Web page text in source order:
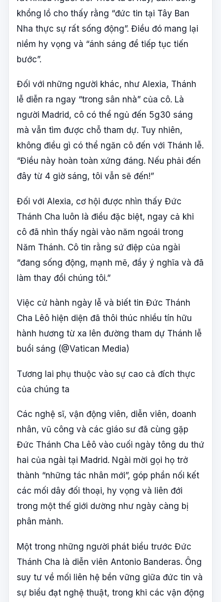
khổng lồ cho thấy rằng “đức tin tại Tây Ban
Nha thực sự rất sống động”. Điều đó mang lại
niềm hy vọng và “ánh sáng để tiếp tục tiến
bước”.
Đối với những người khác, như Alexia, Thánh
lễ diễn ra ngay “trong sân nhà” của cô. Là
người Madrid, cô có thể ngủ đến 5g30 sáng
mà vẫn tìm được chỗ tham dự. Tuy nhiên,
không điều gì có thể ngăn cô đến với Thánh lễ.
“Điều này hoàn toàn xứng đáng. Nếu phải đến
đây từ 4 giờ sáng, tôi vẫn sẽ đến!”
Đối với Alexia, cơ hội được nhìn thấy Đức
Thánh Cha luôn là điều đặc biệt, ngay cả khi
cô đã nhìn thấy ngài vào năm ngoái trong
Năm Thánh. Cô tin rằng sứ điệp của ngài
“đang sống động, mạnh mẽ, đầy ý nghĩa và đã
làm thay đổi chúng tôi.”
Việc cử hành ngày lễ và biết tin Đức Thánh
Cha Lêô hiện diện đã thôi thúc nhiều tín hữu
hành hương từ xa lên đường tham dự Thánh lễ
buổi sáng (@Vatican Media)
Tương lai phụ thuộc vào sự cao cả đích thực
của chúng ta
Các nghệ sĩ, vận động viên, diễn viên, doanh
nhân, vũ công và các giáo sư đã cùng gặp
Đức Thánh Cha Lêô vào cuối ngày tông du thứ
hai của ngài tại Madrid. Ngài mời gọi họ trở
thành “những tác nhân mới”, góp phần nối kết
các mối dây đối thoại, hy vọng và liên đới
trong một thế giới dường như ngày càng bị
phân mảnh.
Một trong những người phát biểu trước Đức
Thánh Cha là diễn viên Antonio Banderas. Ông
suy tư về mối liên hệ bền vững giữa đức tin và
sự biểu đạt nghệ thuật, trong khi các vận động